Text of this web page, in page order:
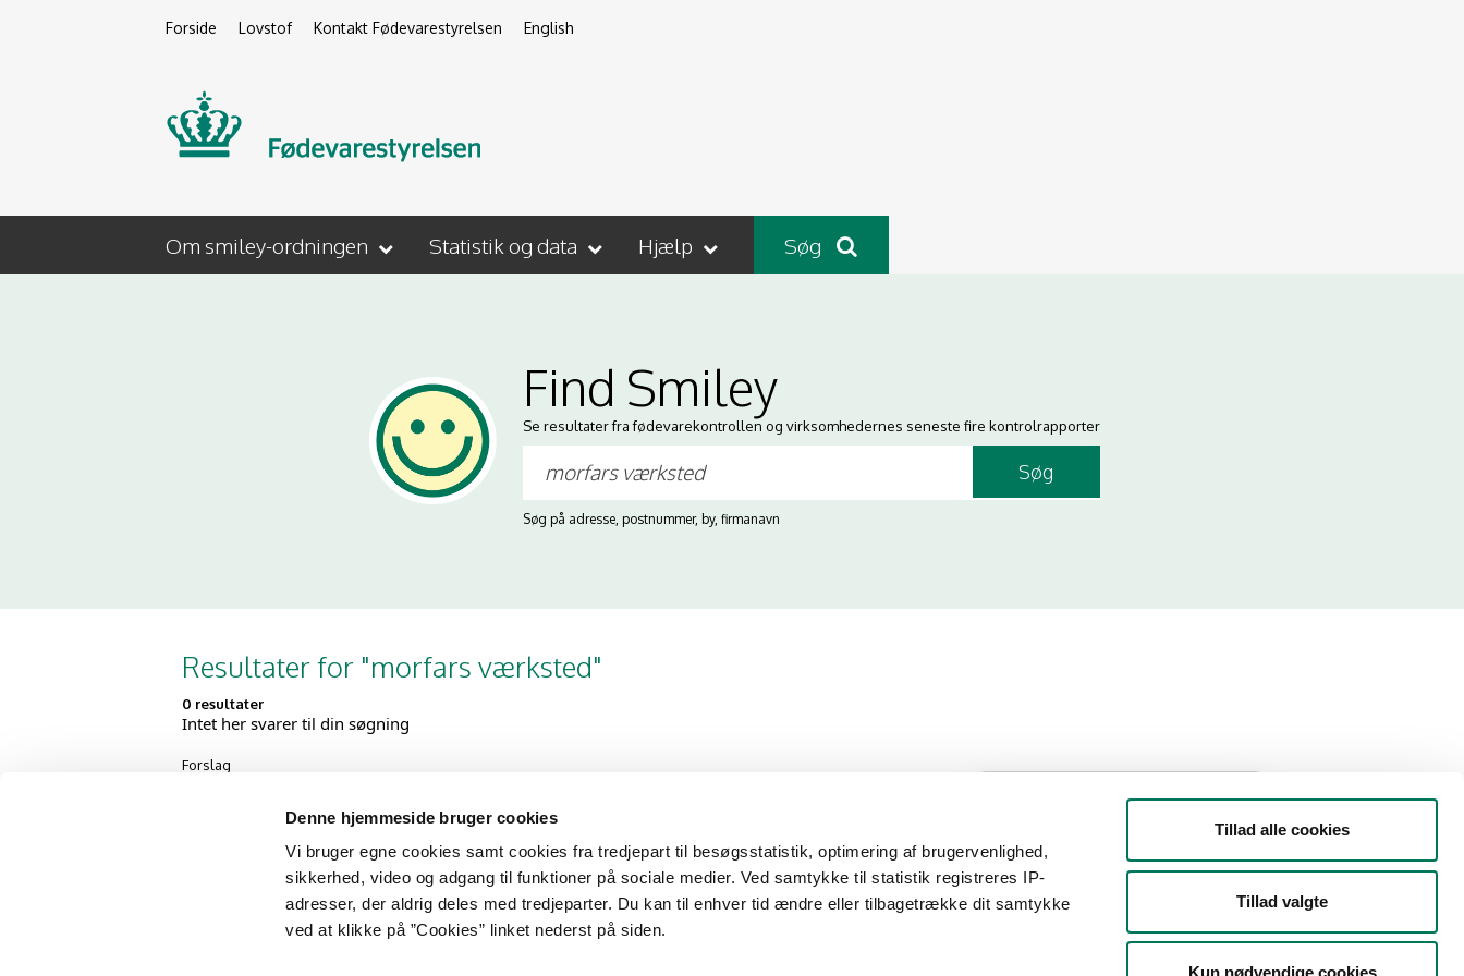
Denne hjemmeside bruger cookies
Vi bruger egne cookies samt cookies fra tredjepart til besøgsstatistik, optimering af brugervenlighed,
sikkerhed, video og adgang til funktioner på sociale medier. Ved samtykke til statistik registreres IP-
adresser, der aldrig deles med tredjeparter. Du kan til enhver tid ændre eller tilbagetrække dit samtykke
ved at klikke på ”Cookies” linket nederst på siden.
Tillad alle cookies
Tillad valgte
Kun nødvendige cookies
Forside Lovstof Kontakt Fødevarestyrelsen English
Om smiley-ordningen Statistik og data Hjælp Søg
Find Smiley
Se resultater fra fødevarekontrollen og virksomhedernes seneste fire kontrolrapporter
Søg
Søg på adresse, postnummer, by, firmanavn
Resultater for "morfars værksted"
0 resultater
Intet her svarer til din søgning
Forslag
Prøv nogle andre søgeord
Prøv mere generelle søgeord
Prøv nogle færre søgeord
Prøv dissetip til søgning
Måned